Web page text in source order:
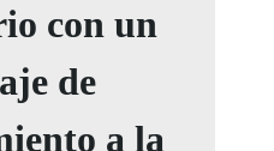
con un
de
a la